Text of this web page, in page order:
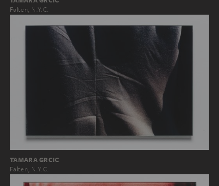
Falten, N.Y.C.
TAMARA GRCIC
Falten, N.Y.C.